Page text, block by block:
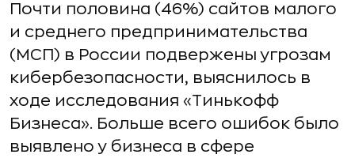
Почти половина (46%) сайтов малого
и среднего предпринимательства
(МСП) в России подвержены угрозам
кибербезопасности, выяснилось в
ходе исследования «Тинькофф
Бизнеса». Больше всего ошибок было
выявлено у бизнеса в сфере